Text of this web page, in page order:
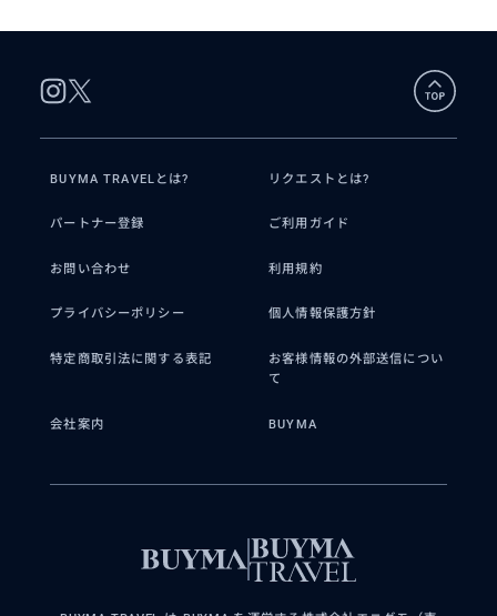
BUYMA TRAVELとは? リクエストとは?
パートナー登録 ご利用ガイド
お問い合わせ 利用規約
プライバシーポリシー 個人情報保護方針
特定商取引法に関する表記
お客様情報の外部送信につい
て
会社案内 BUYMA